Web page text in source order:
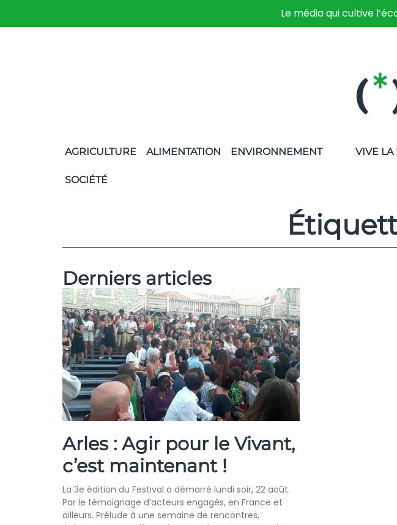
Le média qui cultive
AGRICULTURE ALIMENTATION ENVIRONNEMENT
SOCIÉTÉ
VIVE LA
Derniers articles
Arles : Agir pour le Vivant,
c’est maintenant !
La 3e édition du Festival a démarré lundi soir, 22 août.
Par le témoignage d’acteurs engagés, en France et
ailleurs. Prélude à une semaine de rencontres,